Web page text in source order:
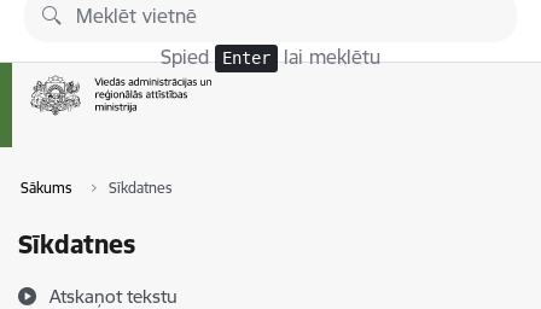
Pāriet uz lapas saturu
Spied Enter lai meklētu
Sākums Sīkdatnes
Sīkdatnes
Atskaņot tekstu